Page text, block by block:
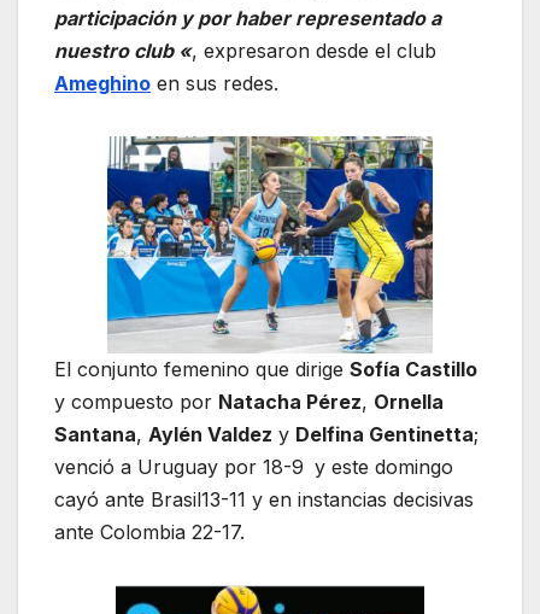
participación y por haber representado a
nuestro club «, expresaron desde el club
Ameghino en sus redes.
El conjunto femenino que dirige Sofía Castillo
y compuesto por Natacha Pérez, Ornella
Santana, Aylén Valdez y Delfina Gentinetta;
venció a Uruguay por 18-9 y este domingo
cayó ante Brasil13-11 y en instancias decisivas
ante Colombia 22-17.